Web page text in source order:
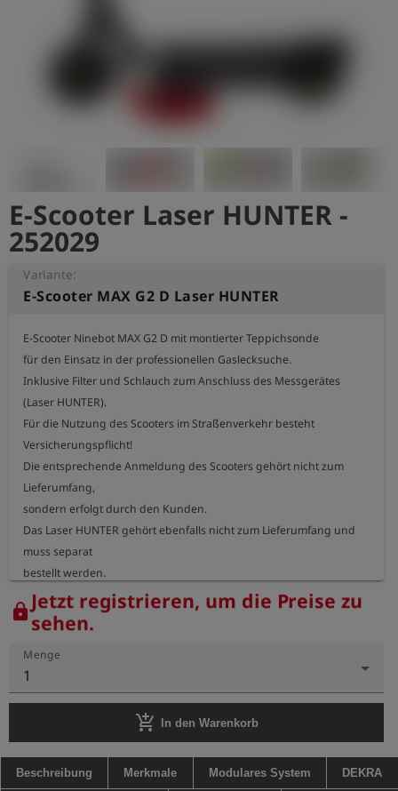
E-Scooter Laser HUNTER -
252029
Variante:
E-Scooter MAX G2 D Laser HUNTER
E-Scooter Ninebot MAX G2 D mit montierter Teppichsonde
für den Einsatz in der professionellen Gaslecksuche.
Inklusive Filter und Schlauch zum Anschluss des Messgerätes
(Laser HUNTER).
Für die Nutzung des Scooters im Straßenverkehr besteht
Versicherungspflicht!
Die entsprechende Anmeldung des Scooters gehört nicht zum
Lieferumfang,
sondern erfolgt durch den Kunden.
Das Laser HUNTER gehört ebenfalls nicht zum Lieferumfang und
muss separat
bestellt werden.
lockJetzt registrieren, um die Preise zu
sehen.
Menge
1
add_shopping_cart In den Warenkorb
Beschreibung Merkmale Modulares System DEKRA